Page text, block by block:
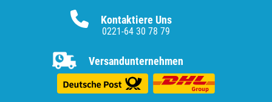
Kontaktiere Uns
0221-64 30 78 79
Versandunternehmen